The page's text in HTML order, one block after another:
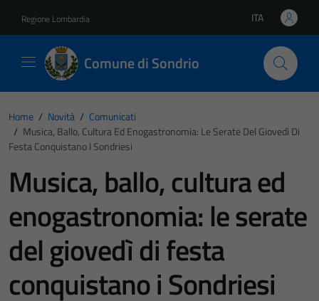
Regione Lombardia Lingua attiva:
ITA
Comune di Sondrio
Home / Novità / Comunicati
/ Musica, Ballo, Cultura Ed Enogastronomia: Le Serate Del Giovedì Di
Festa Conquistano I Sondriesi
Musica, ballo, cultura ed
enogastronomia: le serate
del giovedì di festa
conquistano i Sondriesi